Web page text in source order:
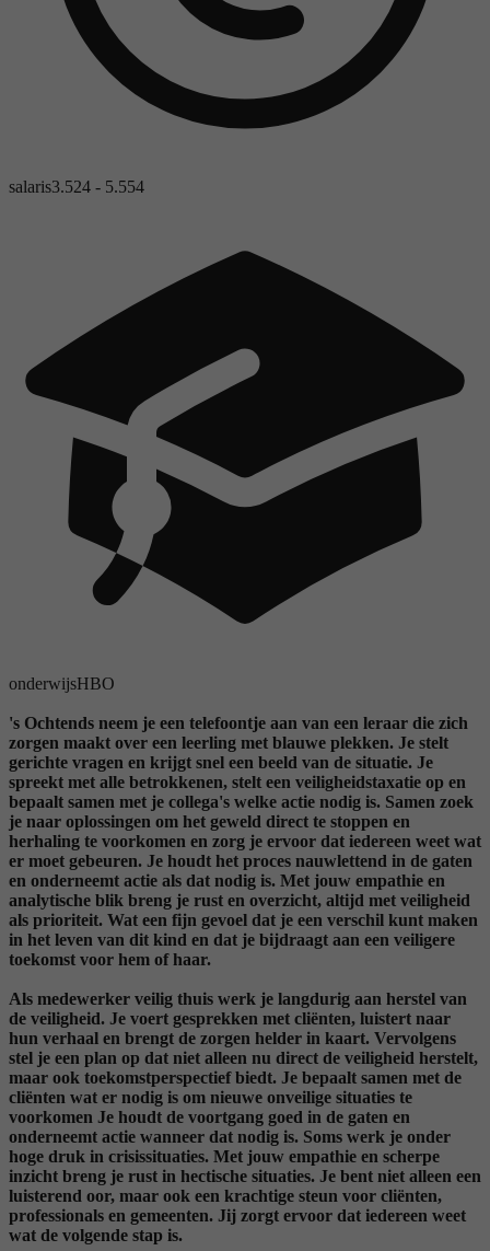
salaris3.524 - 5.554
onderwijsHBO
's Ochtends neem je een telefoontje aan van een leraar die zich
zorgen maakt over een leerling met blauwe plekken. Je stelt
gerichte vragen en krijgt snel een beeld van de situatie. Je
spreekt met alle betrokkenen, stelt een veiligheidstaxatie op en
bepaalt samen met je collega's welke actie nodig is. Samen zoek
je naar oplossingen om het geweld direct te stoppen en
herhaling te voorkomen en zorg je ervoor dat iedereen weet wat
er moet gebeuren. Je houdt het proces nauwlettend in de gaten
en onderneemt actie als dat nodig is. Met jouw empathie en
analytische blik breng je rust en overzicht, altijd met veiligheid
als prioriteit. Wat een fijn gevoel dat je een verschil kunt maken
in het leven van dit kind en dat je bijdraagt aan een veiligere
toekomst voor hem of haar.
Als medewerker veilig thuis werk je langdurig aan herstel van
de veiligheid. Je voert gesprekken met cliënten, luistert naar
hun verhaal en brengt de zorgen helder in kaart. Vervolgens
stel je een plan op dat niet alleen nu direct de veiligheid herstelt,
maar ook toekomstperspectief biedt. Je bepaalt samen met de
cliënten wat er nodig is om nieuwe onveilige situaties te
voorkomen Je houdt de voortgang goed in de gaten en
onderneemt actie wanneer dat nodig is. Soms werk je onder
hoge druk in crisissituaties. Met jouw empathie en scherpe
inzicht breng je rust in hectische situaties. Je bent niet alleen een
luisterend oor, maar ook een krachtige steun voor cliënten,
professionals en gemeenten. Jij zorgt ervoor dat iedereen weet
wat de volgende stap is.